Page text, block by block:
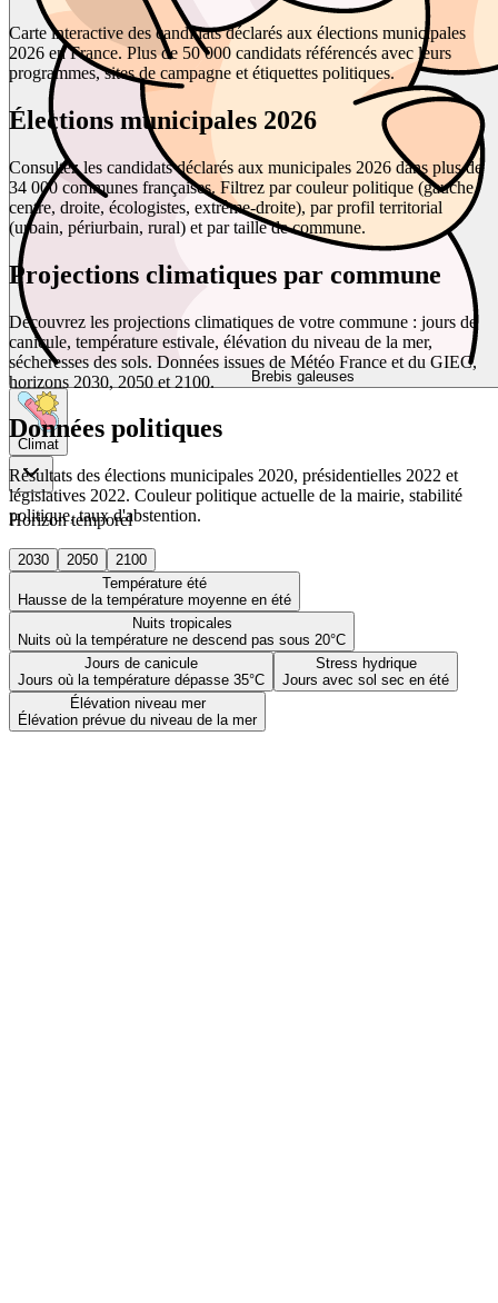
Brebis galeuses
Climat
Horizon temporel
2030 2050
2100
Température été
Hausse de la température moyenne en été
Nuits tropicales
Nuits où la température ne descend pas sous 20°C
Jours de canicule
Jours où la température dépasse 35°C
Stress hydrique
Jours avec sol sec en été
Élévation niveau mer
Élévation prévue du niveau de la mer
Carte interactive des candidats déclarés aux élections municipales
2026 en France. Plus de 50 000 candidats référencés avec leurs
programmes, sites de campagne et étiquettes politiques.
Élections municipales 2026
Consultez les candidats déclarés aux municipales 2026 dans plus de
34 000 communes françaises. Filtrez par couleur politique (gauche,
centre, droite, écologistes, extrême-droite), par profil territorial
(urbain, périurbain, rural) et par taille de commune.
Projections climatiques par commune
Découvrez les projections climatiques de votre commune : jours de
canicule, température estivale, élévation du niveau de la mer,
sécheresses des sols. Données issues de Météo France et du GIEC,
horizons 2030, 2050 et 2100.
Données politiques
Résultats des élections municipales 2020, présidentielles 2022 et
législatives 2022. Couleur politique actuelle de la mairie, stabilité
politique, taux d'abstention.